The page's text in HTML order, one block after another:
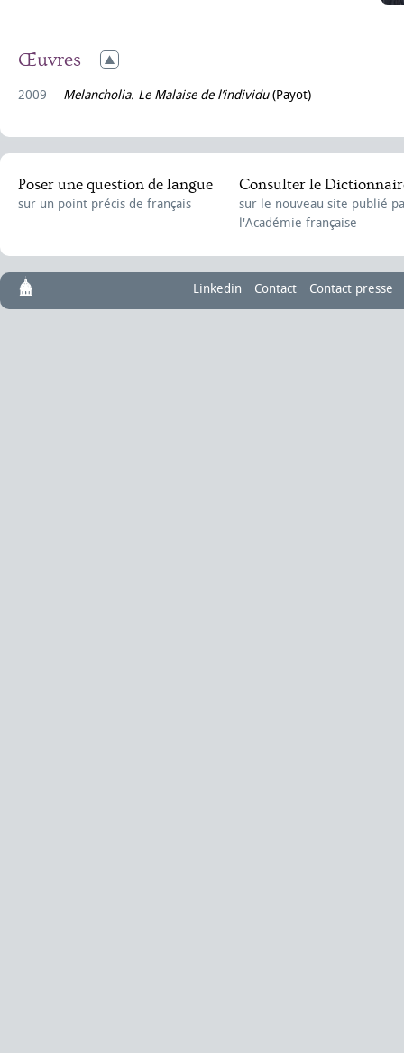
Œuvres
2009 Melancholia. Le Malaise de l’individu(Payot)
Poser une question de langue
sur un point précis de français
Consulter le
sur le nouveau site publié
l'Académie française
Linkedin Contact Contact presse